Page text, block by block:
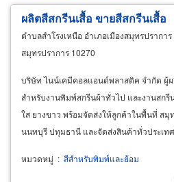
ผลิตสีสกรีนเสื้อ ขายสีสกรีนเสื้อ
ตำบลสำโรงเหนือ อำเภอเมืองสมุทรปรากา
สมุทรปราการ 10270
บริษัท ไนน์เคมีคอลแอนด์พลาสติค จำกัด ผู้ผ
สำหรับงานพิมพ์สกรีนผ้าทั่วไป และงานสก
ใส ยางขาว พร้อมจัดส่งให้ลูกค้าในพื้นที่ สมุ
นนทบุรี ปทุมธานี และจัดส่งสินค้าทั่วประเท
หมวดหมู่ : สีสำหรับพิมพ์และย้อม